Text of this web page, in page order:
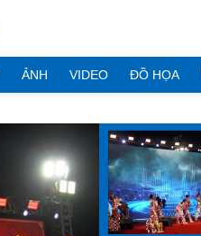
ẢNH VIDEO ĐỒ HỌA